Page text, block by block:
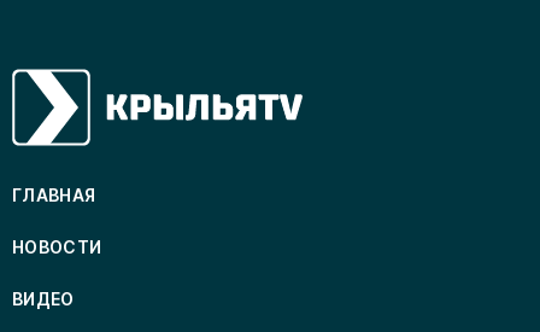
ГЛАВНАЯ
НОВОСТИ
ВИДЕО